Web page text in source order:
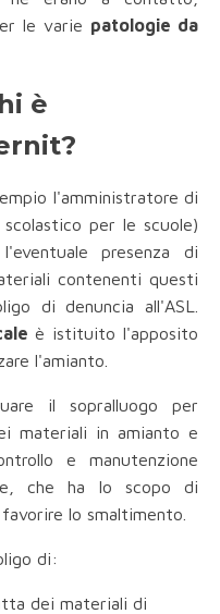
le varie patologie da
è
l'amministratore di
per le scuole)
presenza di
contenenti questi
di denuncia all'ASL.
è istituito l'apposito
l'amianto.
il sopralluogo per
materiali in amianto e
e manutenzione
che ha lo scopo di
lo smaltimento.
di:
dei materiali di